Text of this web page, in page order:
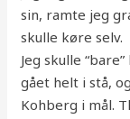
sin, ramte jeg
skulle køre selv.
Jeg skulle
gået helt i stå,
Kohberg i mål.